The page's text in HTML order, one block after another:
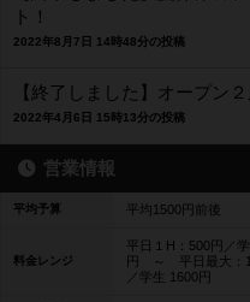
ト！
2022年8月7日 14時48分の投稿
【終了しました】オープン
2022年4月6日 15時13分の投稿
営業情報
平均予算 平均1500円前後
料金レンジ
平日１H：500円／
円 ～ 平日最大：
／学生 1600円